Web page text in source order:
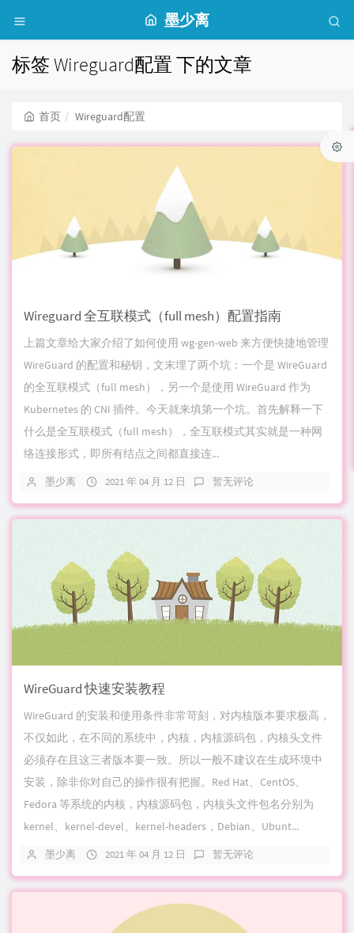
墨少离
标签 Wireguard配置 下的文章
首页 Wireguard配置
Wireguard 全互联模式（full mesh）配置指南
上篇文章给大家介绍了如何使用 wg-gen-web 来方便快捷地管理
WireGuard 的配置和秘钥，文末埋了两个坑：一个是 WireGuard
的全互联模式（full mesh），另一个是使用 WireGuard 作为
Kubernetes 的 CNI 插件。今天就来填第一个坑。首先解释一下
什么是全互联模式（full mesh），全互联模式其实就是一种网
络连接形式，即所有结点之间都直接连...
墨少离 2021 年 04 月 12 日 暂无评论
WireGuard 快速安装教程
WireGuard 的安装和使用条件非常苛刻，对内核版本要求极高，
不仅如此，在不同的系统中，内核，内核源码包，内核头文件
必须存在且这三者版本要一致。所以一般不建议在生成环境中
安装，除非你对自己的操作很有把握。Red Hat、CentOS、
Fedora 等系统的内核，内核源码包，内核头文件包名分别为
kernel、kernel-devel、kernel-headers，Debian、Ubunt...
墨少离 2021 年 04 月 12 日 暂无评论